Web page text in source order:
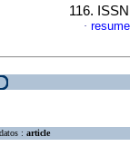
116.
·
: article